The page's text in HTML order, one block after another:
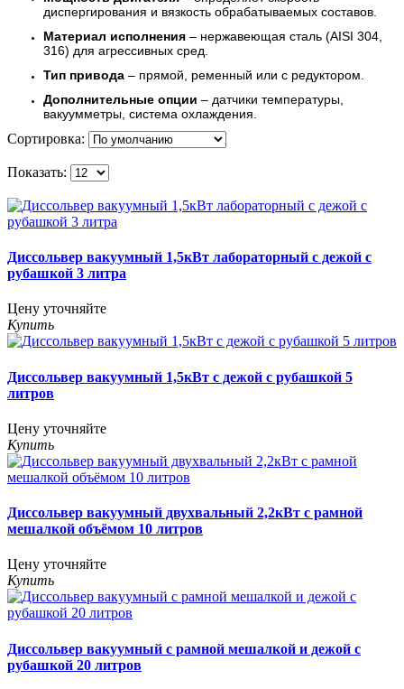
диспергирования и вязкость обрабатываемых составов.
Материал исполнения – нержавеющая сталь (AISI 304,
316) для агрессивных сред.
Тип привода – прямой, ременный или с редуктором.
Дополнительные опции – датчики температуры,
вакуумметры, система охлаждения.
Сортировка:
Показать:
Диссольвер вакуумный 1,5кВт лабораторный с дежой с
рубашкой 3 литра
Цену уточняйте
Купить
Диссольвер вакуумный 1,5кВт с дежой с рубашкой 5
литров
Цену уточняйте
Купить
Диссольвер вакуумный двухвальный 2,2кВт с рамной
мешалкой объёмом 10 литров
Цену уточняйте
Купить
Диссольвер вакуумный с рамной мешалкой и дежой с
рубашкой 20 литров